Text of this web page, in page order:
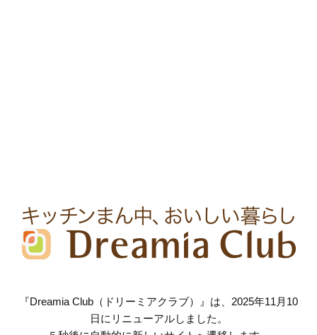
『Dreamia Club（ドリーミアクラブ）』は、2025年11月10
日にリニューアルしました。